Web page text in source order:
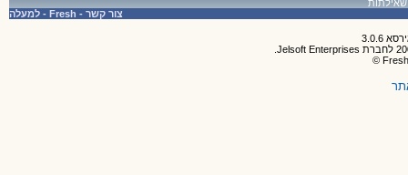
צור קשר -
Fresh
- למעלה